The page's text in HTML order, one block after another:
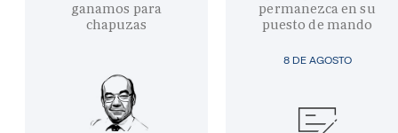
ganamos para
chapuzas
8 DE AGOSTO
permanezca en su
puesto de mando